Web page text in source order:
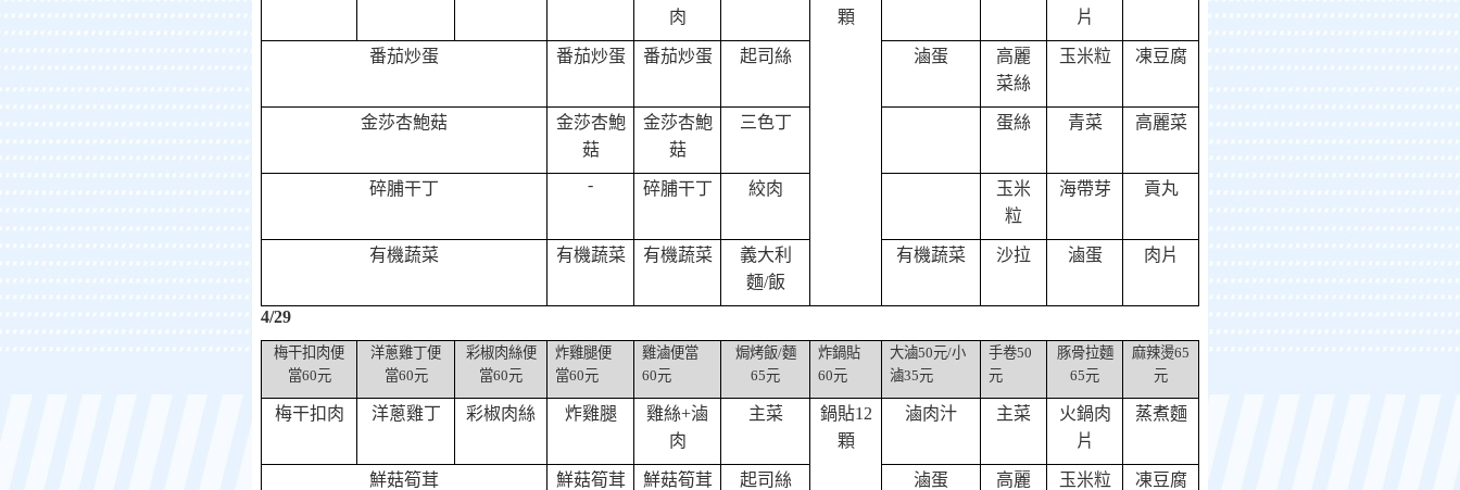
肉
顆
片
番茄炒蛋 番茄炒蛋 番茄炒蛋 起司絲 滷蛋
高麗
菜絲
玉米粒 凍豆腐
金莎杏鮑菇
金莎杏鮑
菇
金莎杏鮑
菇
三色丁 蛋絲 青菜 高麗菜
碎脯干丁 - 碎脯干丁 絞肉
玉米
粒
海帶芽 貢丸
有機蔬菜 有機蔬菜 有機蔬菜
義大利
麵/飯
有機蔬菜 沙拉 滷蛋 肉片
4/29
梅干扣肉便
當60元
洋蔥雞丁便
當60元
彩椒肉絲便
當60元
炸雞腿便
當60元
雞滷便當
60元
焗烤飯/麵
65元
炸鍋貼
60元
大滷50元/小
滷35元
手卷50
元
豚骨拉麵
65元
麻辣燙65
元
梅干扣肉 洋蔥雞丁 彩椒肉絲 炸雞腿 雞絲+滷
肉
主菜 鍋貼12
顆
滷肉汁 主菜
火鍋肉
片
蒸煮麵
鮮菇筍茸 鮮菇筍茸 鮮菇筍茸 起司絲 滷蛋
高麗
玉米粒 凍豆腐